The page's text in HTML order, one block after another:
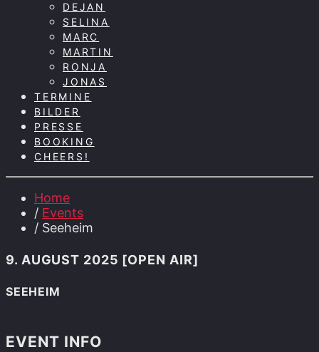
DEJAN
SELINA
MARC
MARTIN
RONJA
JONAS
TERMINE
BILDER
PRESSE
BOOKING
CHEERS!
Home
/ Events
/ Seeheim
9. AUGUST 2025 [OPEN AIR]
SEEHEIM
EVENT INFO